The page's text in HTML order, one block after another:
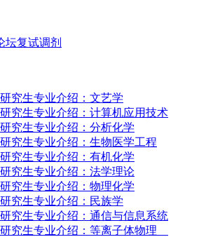
坛复试调剂
究生专业介绍：文艺学
究生专业介绍：计算机应用技术
究生专业介绍：分析化学
究生专业介绍：生物医学工程
究生专业介绍：有机化学
究生专业介绍：法学理论
究生专业介绍：物理化学
究生专业介绍：民族学
究生专业介绍：通信与信息系统
究生专业介绍：等离子体物理